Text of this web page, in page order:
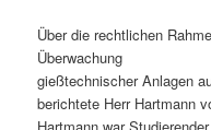
Über die rechtlichen
Überwachung
gießtechnischer Anlagen
berichtete Herr Hartmann